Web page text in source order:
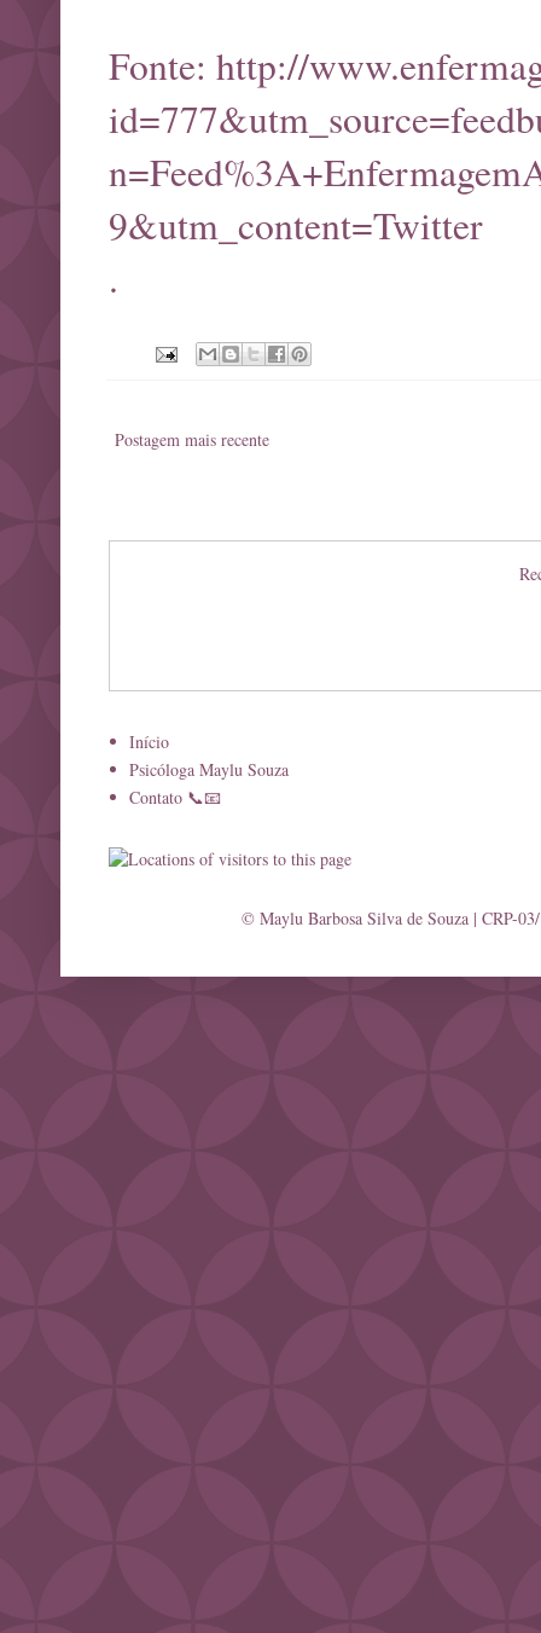
Fonte: http://
9&utm_content=Twitter
.
Postagem mais recente
Início
Psicóloga Maylu Souza
Contato 📞📧
© Maylu Barbosa Silva de Souza | CRP-